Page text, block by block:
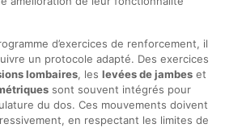
d’exercices de renforcement, il
un protocole adapté. Des exercices
lombaires, les levées de jambeset
sont souvent intégrés pour
du dos. Ces mouvements doivent
en respectant les limites de